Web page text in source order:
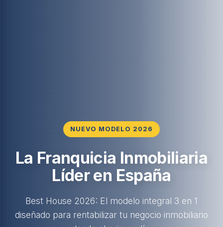
NUEVO MODELO 2026
La Franquicia Inmobiliaria
Líder en España
Best House 2026: El modelo integral 3 en 1
diseñado para rentabilizar tu negocio inmobiliario